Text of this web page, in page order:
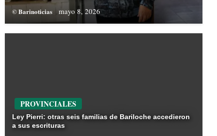
© Barinoticias mayo 8, 2026
PROVINCIALES
Ley Pierri: otras seis familias de Bariloche accedieron
a sus escrituras